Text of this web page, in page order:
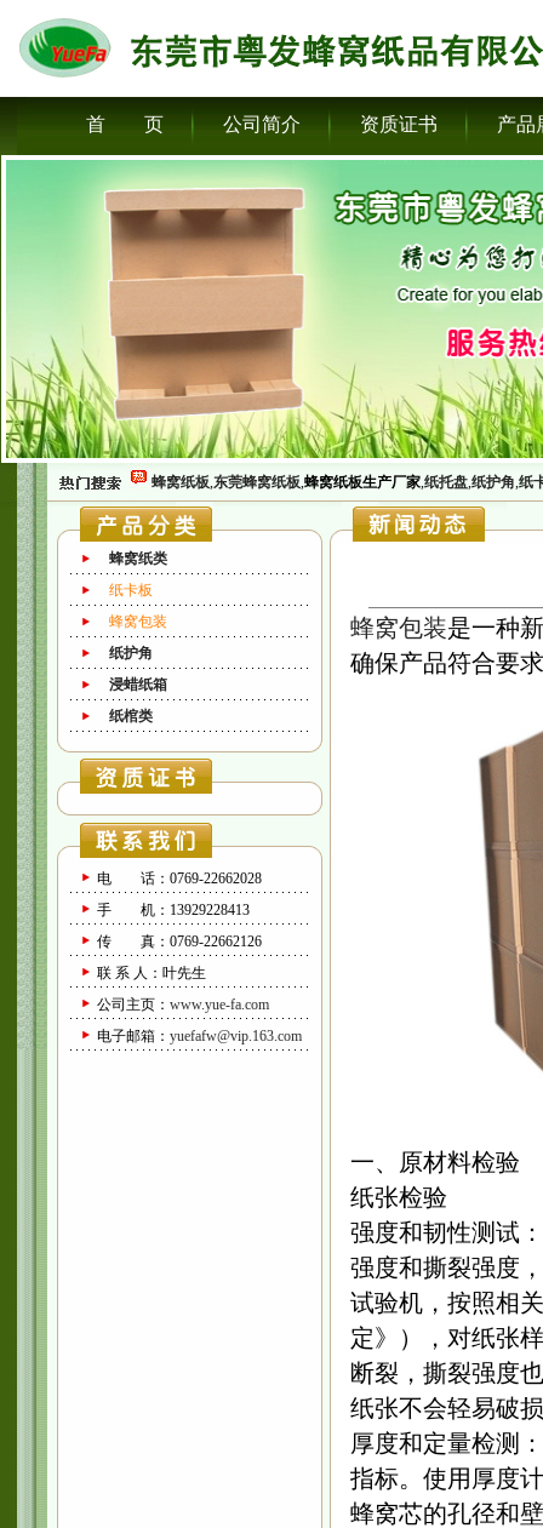
首 页 公司简介 资质证书 产品
蜂窝纸板,东莞蜂窝纸板,蜂窝纸板生产厂家,纸托盘,纸护角,纸
蜂窝纸类
纸卡板
蜂窝包装
纸护角
浸蜡纸箱
纸棺类
电 话：0769-22662028
手 机：13929228413
传 真：0769-22662126
联 系 人：叶先生
公司主页： www.yue-fa.com
电子邮箱： yuefafw@vip.163.com
​蜂窝包装是一种
确保产品符合要
一、原材料检验
纸张检验
强度和韧性测试
强度和撕裂强度
试验机，按照相
定》），对纸张
断裂，撕裂强度
纸张不会轻易破
厚度和定量检测
指标。使用厚度
蜂窝芯的孔径和